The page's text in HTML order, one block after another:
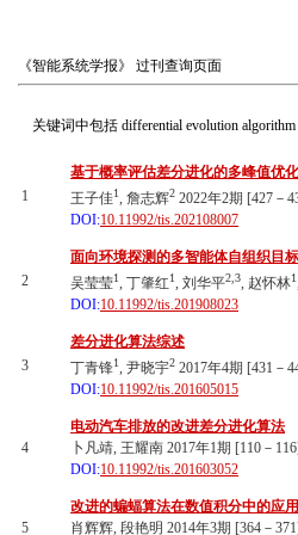
《智能系统学报》 过刊查询页面
关键词中包括 differential evolution algorithm
1
基于概率评估差分进化的多峰值优化
王子佳1, 詹志辉2 2022年2期 [427－
DOI:10.11992/tis.202108007
2
面向环境探测的多智能体自组织目
吴莹莹1, 丁肇红1, 刘华平2,3, 赵怀林1
DOI:10.11992/tis.201908023
3
差分进化算法综述
丁青锋1, 尹晓宇2 2017年4期 [431－
DOI:10.11992/tis.201605015
4
电动汽车排放的改进差分进化算法
卜凡靖, 王耀南 2017年1期 [110－
DOI:10.11992/tis.201603052
5
改进的蝙蝠算法在数值积分中的应
肖辉辉, 段艳明 2014年3期 [364－